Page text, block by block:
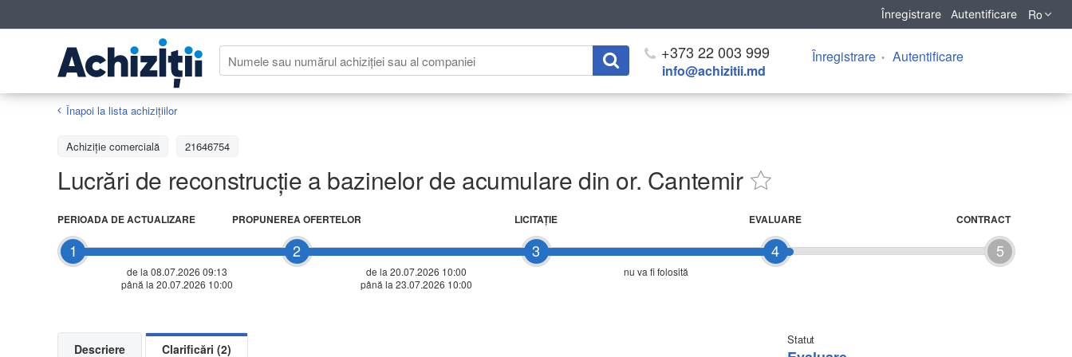
Înregistrare Autentificare Ro
+373 22 003 999
info@achizitii.md
Înregistrare Autentificare
Înapoi la lista achiziţiilor
Achizițiе comercială 21646754
Lucrări de reconstrucție a bazinelor de acumulare din or. Cantemir
1
PERIOADA DE ACTUALIZARE
de la 08.07.2026 09:13
până la 20.07.2026 10:00
2
PROPUNEREA OFERTELOR
de la 20.07.2026 10:00
până la 23.07.2026 10:00
3
LICITAŢIE
nu va fi folosită
4
EVALUARE
5
CONTRACT
Statut
Descriere Clarificări (2)